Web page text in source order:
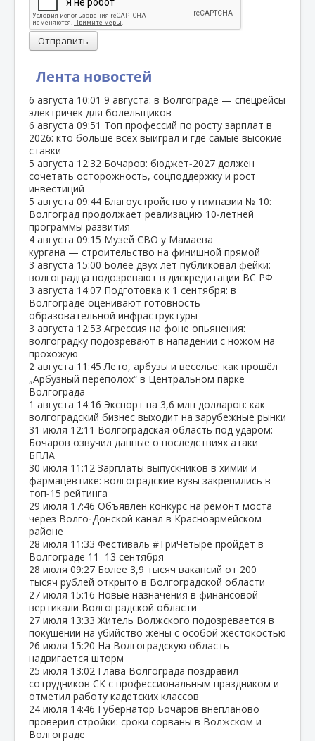
Лента новостей
6 августа 10:01 9 августа: в Волгограде — спецрейсы
электричек для болельщиков
6 августа 09:51 Топ профессий по росту зарплат в
2026: кто больше всех выиграл и где самые высокие
ставки
5 августа 12:32 Бочаров: бюджет‑2027 должен
сочетать осторожность, соцподдержку и рост
инвестиций
5 августа 09:44 Благоустройство у гимназии № 10:
Волгоград продолжает реализацию 10‑летней
программы развития
4 августа 09:15 Музей СВО у Мамаева
кургана — строительство на финишной прямой
3 августа 15:00 Более двух лет публиковал фейки:
волгоградца подозревают в дискредитации ВС РФ
3 августа 14:07 Подготовка к 1 сентября: в
Волгограде оценивают готовность
образовательной инфраструктуры
3 августа 12:53 Агрессия на фоне опьянения:
волгоградку подозревают в нападении с ножом на
прохожую
2 августа 11:45 Лето, арбузы и веселье: как прошёл
„Арбузный переполох“ в Центральном парке
Волгограда
1 августа 14:16 Экспорт на 3,6 млн долларов: как
волгоградский бизнес выходит на зарубежные рынки
31 июля 12:11 Волгоградская область под ударом:
Бочаров озвучил данные о последствиях атаки
БПЛА
30 июля 11:12 Зарплаты выпускников в химии и
фармацевтике: волгоградские вузы закрепились в
топ‑15 рейтинга
29 июля 17:46 Объявлен конкурс на ремонт моста
через Волго‑Донской канал в Красноармейском
районе
28 июля 11:33 Фестиваль #ТриЧетыре пройдёт в
Волгограде 11–13 сентября
28 июля 09:27 Более 3,9 тысяч вакансий от 200
тысяч рублей открыто в Волгоградской области
27 июля 15:16 Новые назначения в финансовой
вертикали Волгоградской области
27 июля 13:33 Житель Волжского подозревается в
покушении на убийство жены с особой жестокостью
26 июля 15:20 На Волгоградскую область
надвигается шторм
25 июля 13:02 Глава Волгограда поздравил
сотрудников СК с профессиональным праздником и
отметил работу кадетских классов
24 июля 14:46 Губернатор Бочаров внепланово
проверил стройки: сроки сорваны в Волжском и
Волгограде
Отправить